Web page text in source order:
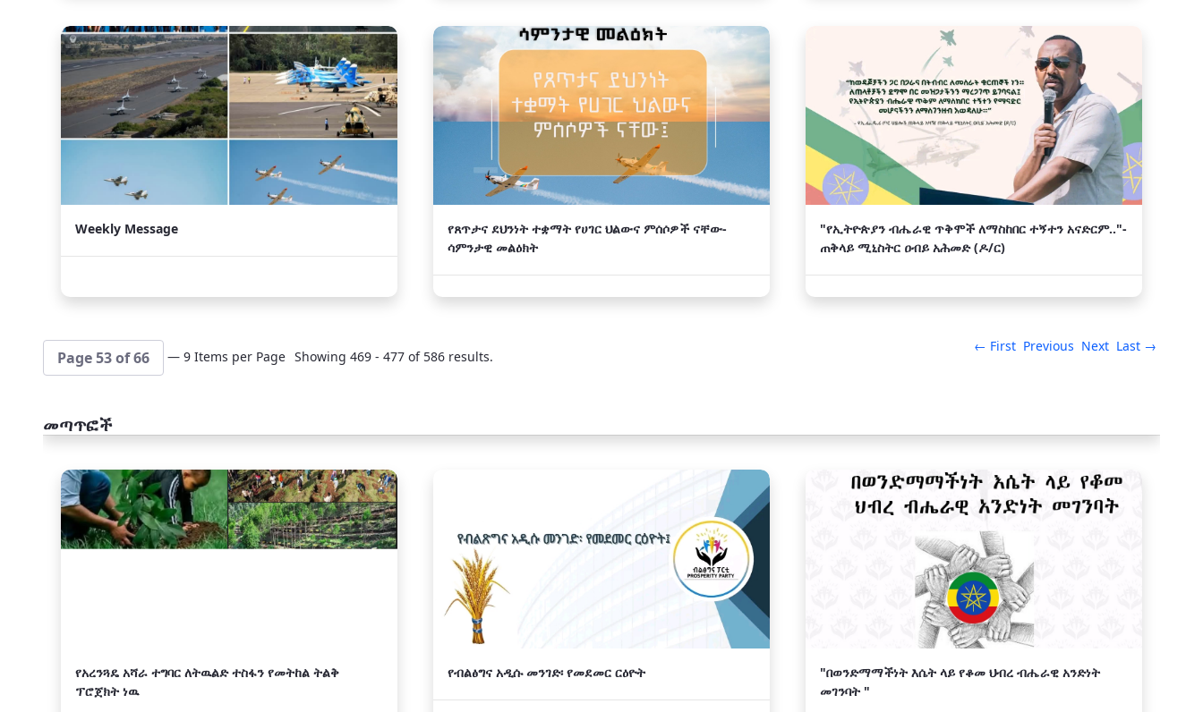
Weekly Message
የጸጥታና ደህንነት ተቋማት የሀገር ህልውና ምሰሶዎች ናቸው-
ሳምንታዊ መልዕክት
"የኢትዮጵያን ብሔራዊ ጥቅሞች ለማስከበር ተኝተን አናድርም.."-
ጠቅላይ ሚኒስትር ዐብይ አሕመድ (ዶ/ር)
Page 53 of 66 — 9 Items per Page Showing 469 - 477 of 586 results.
← First Previous Next Last →
መጣጥፎች
አዲስ
የአረንጓዴ አሻራ ተግባር ለትዉልድ ተስፋን የመትከል ትልቅ
ፕሮጀክት ነዉ
የብልፅግና አዲሱ መንገድ፡ የመደመር ርዕዮት
"በወንድማማችነት እሴት ላይ የቆመ ህብረ ብሔራዊ አንድነት
መገንባት "